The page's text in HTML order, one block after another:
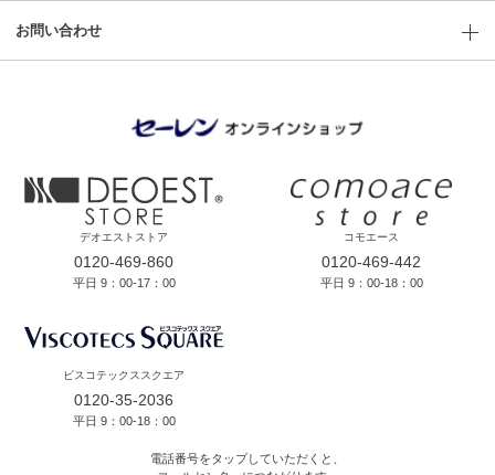
お問い合わせ
デオエストストア
0120-469-860
平日 9：00-17：00
コモエース
0120-469-442
平日 9：00-18：00
ビスコテックススクエア
0120-35-2036
平日 9：00-18：00
電話番号をタップしていただくと、